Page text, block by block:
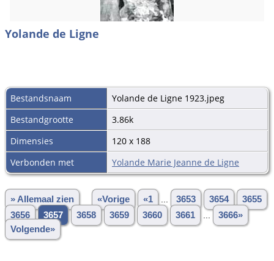
Yolande de Ligne
Bestandsnaam
Yolande de Ligne 1923.jpeg
Bestandgrootte
3.86k
Dimensies
120 x 188
Verbonden met
Yolande Marie Jeanne de Ligne
» Allemaal zien «Vorige «1 3653 3654
3655
3656
3657 3658 3659 3660 3661
3666»
Volgende»